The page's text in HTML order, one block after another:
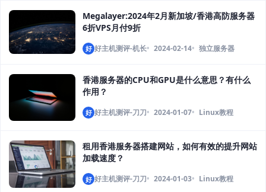
Megalayer:2024年2月新加坡/香港高防服务器
6折VPS月付9折
好 好主机测评-机长 2024-02-14 独立服务器
香港服务器的CPU和GPU是什么意思？有什么
作用？
好 好主机测评-刀刀 2024-01-07 Linux教程
租用香港服务器搭建网站，如何有效的提升网站
加载速度？
好 好主机测评-刀刀 2024-01-03 Linux教程